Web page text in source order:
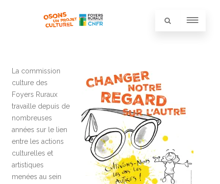
La commission
culture des
Foyers Ruraux
travaille depuis de
nombreuses
années sur le lien
entre les actions
culturelles et
artistiques
menées au sein